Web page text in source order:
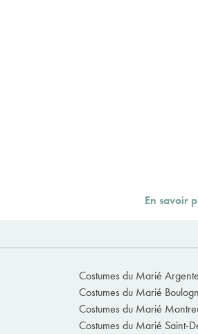
En savoir
Costumes du Marié
Costumes du Marié
Costumes du Marié
Costumes du Marié Saint-